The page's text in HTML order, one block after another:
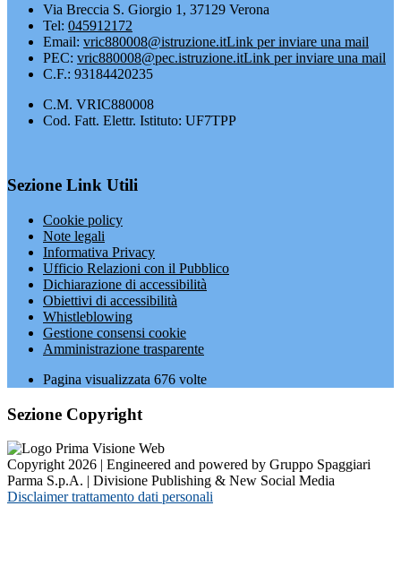
Via Breccia S. Giorgio 1, 37129 Verona
Tel: 045912172
Email: vric880008@istruzione.itLink per inviare una mail
PEC: vric880008@pec.istruzione.itLink per inviare una mail
C.F.: 93184420235
C.M. VRIC880008
Cod. Fatt. Elettr. Istituto: UF7TPP
Sezione Link Utili
Cookie policy
Note legali
Informativa Privacy
Ufficio Relazioni con il Pubblico
Dichiarazione di accessibilità
Obiettivi di accessibilità
Whistleblowing
Gestione consensi cookie
Amministrazione trasparente
Pagina visualizzata 676 volte
Sezione Copyright
Copyright 2026 | Engineered and powered by Gruppo Spaggiari
Parma S.p.A. | Divisione Publishing & New Social Media
Disclaimer trattamento dati personali